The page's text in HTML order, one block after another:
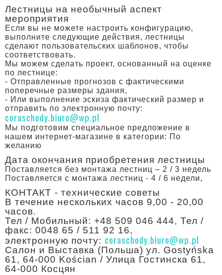
Лестницы на необычный аспект
мероприятия
Если вы не можете настроить конфигурацию,
выполните следующие действия, лестницы
сделают пользовательских шаблонов, чтобы
соответствовать.
Мы можем сделать проект, основанный на оценке
по лестнице:
- Отправленные прогнозов с фактическими
поперечные размеры здания,
- Или выполнение эскиза фактический размер и
отправить по электронную почту:
coraschody.biuro@wp.pl
Мы подготовим специальное предложение в
нашем интернет-магазине в категории: По
желанию
Дата окончания приобретения лестницы
Поставляется без монтажа лестниц – 2 / 3 недель
Поставляется с монтажа лестниц - 4 / 6 недели,
КОНТАКТ - технические советы
В течение нескольких часов 9,00 - 20,00
часов.
Тел / Мобильный: +48 509 046 444, Тел /
факс: 0048 65 / 511 92 16,
электронную почту: coraschody.biuro@wp.pl
Салон и Bыставка (Польша) ул. Gostyńska
61, 64-000 Kościan / Улица Гостинска 61,
64-000 Косцян